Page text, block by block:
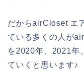
だからairCloset エ
ている多くの人が
を2020年、2021年
ていくと思います♪